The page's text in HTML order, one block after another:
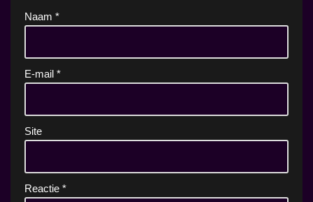
Naam *
E-mail *
Site
Reactie *